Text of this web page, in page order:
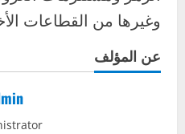
وغيرها من القطاعات
عن المؤلف